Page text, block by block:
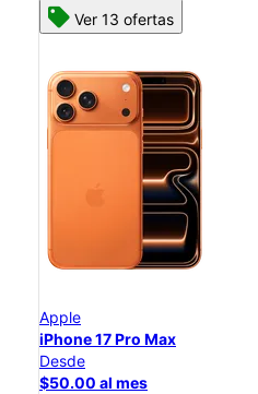
Ver 13 ofertas
Apple
iPhone 17 Pro Max
Desde
$50.00 al mes